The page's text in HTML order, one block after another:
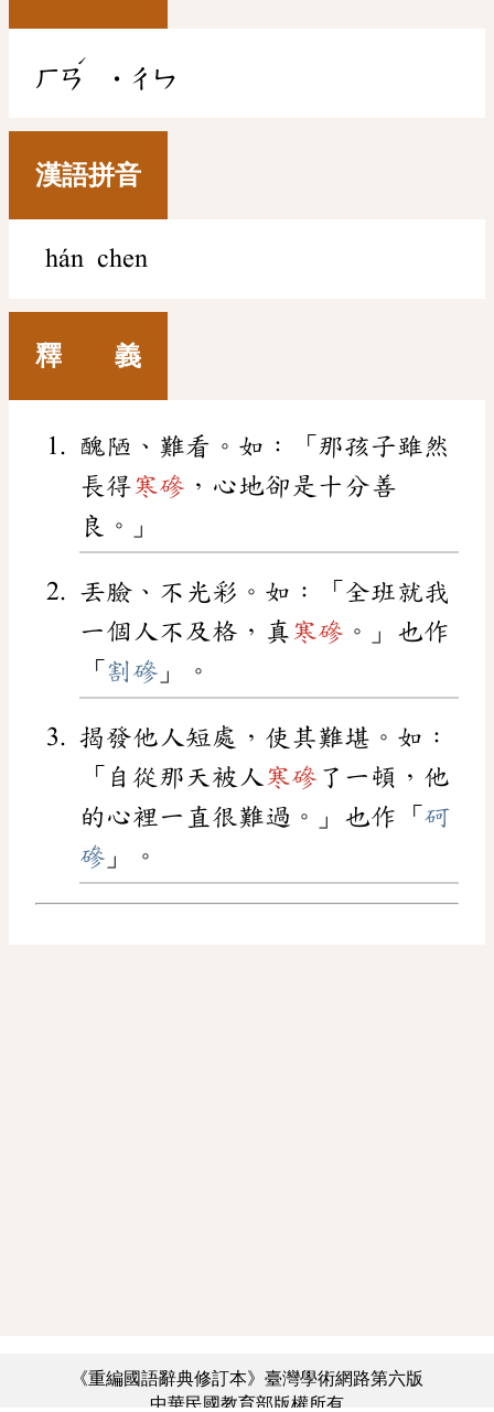
ㄏㄢ
ˊ
˙ㄔㄣ
漢語拼音
hán chen
釋 義
醜陋、難看。如：「那孩子雖然
長得寒磣 ，心地卻是十分善
良。」
丟臉、不光彩。如：「全班就我
一個人不及格，真 寒磣 。」也作
「 割磣 」。
揭發他人短處，使其難堪。如：
「自從那天被人 寒磣 了一頓，他
的心裡一直很難過。」也作「 砢
磣 」。
《重編國語辭典修訂本》臺灣學術網路第六版
中華民國教育部版權所有